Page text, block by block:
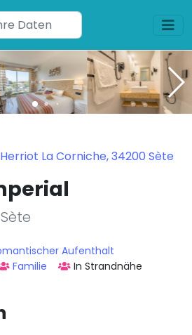
La Corniche, 34200 Sète
Aufenthalt
Familie In Strandnähe